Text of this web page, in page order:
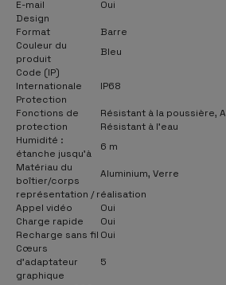
E-mail
Oui
Design
Format
Barre
Couleur du
produit
Bleu
Code (IP)
Internationale
Protection
IP68
Fonctions de
protection
Résistant à la poussière,
Résistant à l’eau
Humidité :
étanche jusqu'à
6 m
Matériau du
boîtier/corps
Aluminium, Verre
représentation / réalisation
Appel vidéo
Oui
Charge rapide
Oui
Recharge sans fil Oui
Cœurs
d'adaptateur
graphique
5